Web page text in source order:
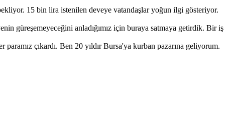
15 bin lira istenilen deveye vatandaşlar yoğun ilgi gösteriyor.
güreşemeyeceğini anladığımız için buraya satmaya getirdik. Bir iş
çıkardı. Ben 20 yıldır Bursa'ya kurban pazarına geliyorum.